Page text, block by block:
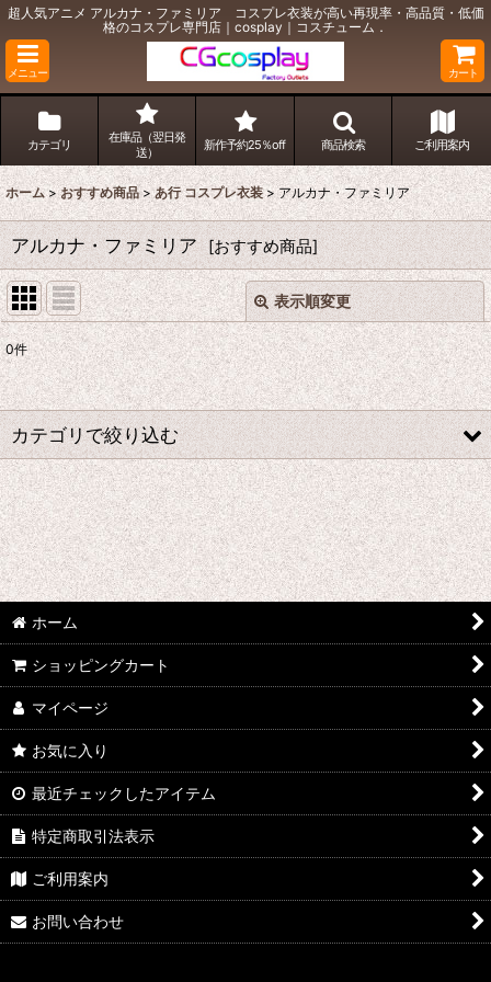
超人気アニメ アルカナ・ファミリア コスプレ衣装が高い再現率・高品質・低価
格のコスプレ専門店｜cosplay｜コスチューム．
メニュー カート
カテゴリ
在庫品（翌日発
送）
新作予約25％off 商品検索 ご利用案内
ホーム > おすすめ商品 > あ行 コスプレ衣装 > アルカナ・ファミリア
アルカナ・ファミリア [おすすめ商品]
表示順変更
表示数:
並び順:
絞り込む
閉じる
0件
カテゴリで絞り込む
あ行 コスプレ衣装 (全商品)
ウマ娘プリティーダービー
あんさんぶるスターズ
アズールレーン
王様ランキング
イケメン戦国 時をかける恋
イケメン革命 アリスと恋の魔法
イケメンヴァンパイア
A3!(エースリー)
ホーム
ショッピングカート
マイページ
お気に入り
最近チェックしたアイテム
特定商取引法表示
ご利用案内
お問い合わせ